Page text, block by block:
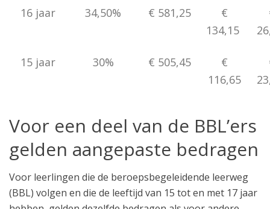
16 jaar 34,50% € 581,25
€
134,15
15 jaar 30% € 505,45
€
116,65
Voor een deel van de BBL’ers
gelden aangepaste bedragen
Voor leerlingen die de beroepsbegeleidende leerweg
(BBL) volgen en die de leeftijd van 15 tot en met 17 jaar